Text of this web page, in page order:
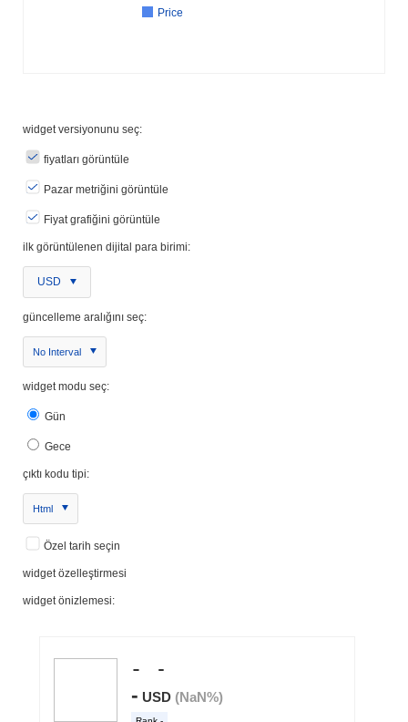
Price
widget versiyonunu seç:
fiyatları görüntüle
Pazar metriğini görüntüle
Fiyat grafiğini görüntüle
ilk görüntülenen dijital para birimi:
USD
güncelleme aralığını seç:
No Interval
widget modu seç:
Gün
Gece
çıktı kodu tipi:
Html
Özel tarih seçin
widget özelleştirmesi
widget önizlemesi: